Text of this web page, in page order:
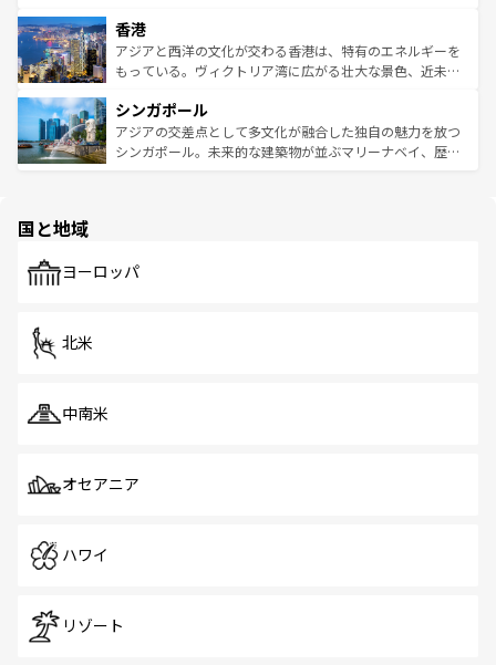
とつ。フォーやバインミー、ベトナムコーヒーなどは、ぜ
ひ現地で味わいたい。どの地域を訪れてもあたたかい人々
が旅行者を迎えてくれるので、きっと忘れられない旅にな
参照してほしい。
の活気が交差している。北部ではチェンマイなどの山岳地
帯で自然と触れ合い、南部ではプーケットやクラビの美し
いビーチでリゾート気分を楽しむことができる。タイ料理
激する。気候は一年中温暖で、どの季節にも異なる楽しみ
が待っている。親しみやすいタイの人々、仏教を中心とし
た文化、そして多様な観光資源が、訪れる旅人を魅了し続
香港
アジアと西洋の文化が交わる香港は、特有のエネルギーを
もっている。ヴィクトリア湾に広がる壮大な景色、近未来
み、どこを訪れても感動するはず。観光スポットが密集し
ており、効率よく見どころを回れるのも魅力。息をのむよ
うな絶景から文化的な体験まで、香港を存分に楽しみ尽く
シンガポール
アジアの交差点として多文化が融合した独自の魅力を放つ
シンガポール。未来的な建築物が並ぶマリーナベイ、歴史
で、ホーカーズは地元の風情を楽しめる外せないスポット
国と地域
ヨーロッパ
北米
中南米
オセアニア
ハワイ
リゾート